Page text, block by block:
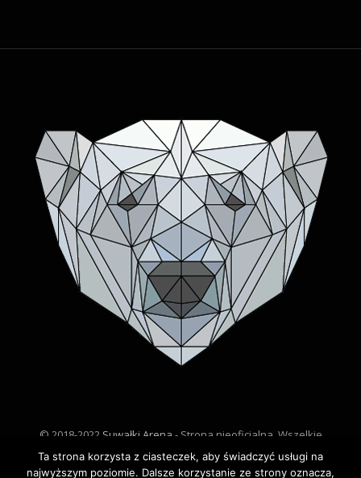
© 2018-2022 Suwałki Arena - Strona nieoficjalna. Wszelkie
prawa zastrzeżone.
Ta strona korzysta z ciasteczek, aby świadczyć usługi na
najwyższym poziomie. Dalsze korzystanie ze strony oznacza,